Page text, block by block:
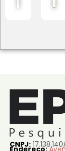
CNPJ: